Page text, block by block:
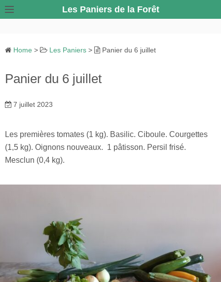
k
Les Paniers de la Forêt
Home > Les Paniers > Panier du 6 juillet
Panier du 6 juillet
7 juillet 2023
Les premières tomates (1 kg). Basilic. Ciboule. Courgettes
(1,5 kg). Oignons nouveaux. 1 pâtisson. Persil frisé.
Mesclun (0,4 kg).